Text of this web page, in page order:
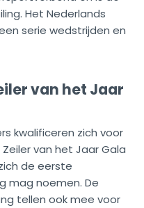
Het Nederlands
serie wedstrijden en
van het Jaar
kwalificeren zich voor
van het Jaar Gala
de eerste
mag noemen. De
tellen ook mee voor